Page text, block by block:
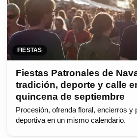
FIESTAS
Fiestas Patronales de
tradición, deporte y calle
quincena de septiembre
Procesión, ofrenda floral, encierros y
deportiva en un mismo calendario.